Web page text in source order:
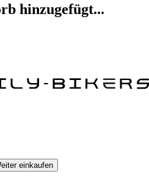
hinzugefügt...
einkaufen